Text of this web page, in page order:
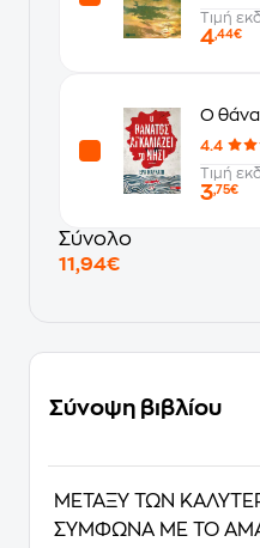
Τιμή
4,44€
Ο
4.4
Τιμή
3,75€
Σύνολο
11,94€
Σύνοψη βιβλίου
ΜΕΤΑΞΥ ΤΩΝ
ΣΥΜΦΩΝΑ ΜΕ ΤΟ